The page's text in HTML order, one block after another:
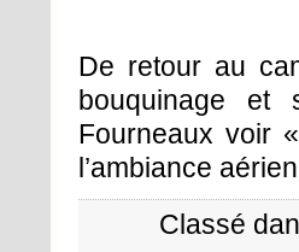
De retour au
bouquinage
Fourneaux voir
l’ambiance
Classé